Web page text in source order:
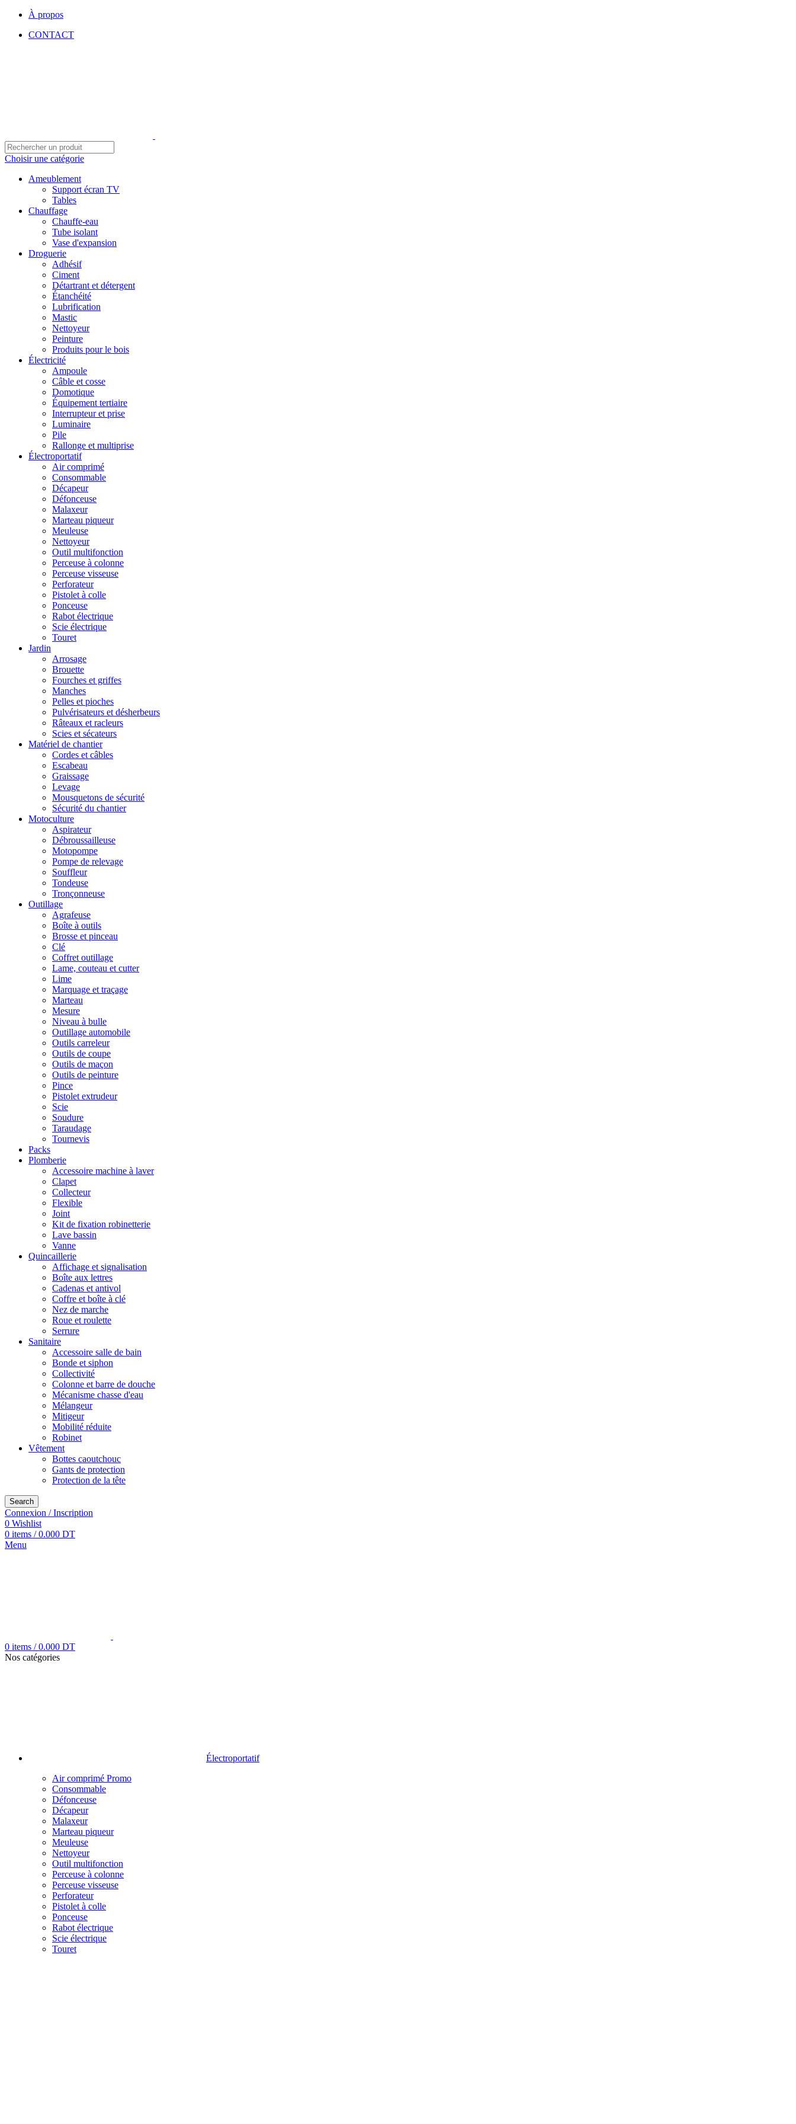
À propos
CONTACT
Choisir une catégorie
Ameublement
Support écran TV
Tables
Chauffage
Chauffe-eau
Tube isolant
Vase d'expansion
Droguerie
Adhésif
Ciment
Détartrant et détergent
Étanchéité
Lubrification
Mastic
Nettoyeur
Peinture
Produits pour le bois
Électricité
Ampoule
Câble et cosse
Domotique
Équipement tertiaire
Interrupteur et prise
Luminaire
Pile
Rallonge et multiprise
Électroportatif
Air comprimé
Consommable
Décapeur
Défonceuse
Malaxeur
Marteau piqueur
Meuleuse
Nettoyeur
Outil multifonction
Perceuse à colonne
Perceuse visseuse
Perforateur
Pistolet à colle
Ponceuse
Rabot électrique
Scie électrique
Touret
Jardin
Arrosage
Brouette
Fourches et griffes
Manches
Pelles et pioches
Pulvérisateurs et désherbeurs
Râteaux et racleurs
Scies et sécateurs
Matériel de chantier
Cordes et câbles
Escabeau
Graissage
Levage
Mousquetons de sécurité
Sécurité du chantier
Motoculture
Aspirateur
Débroussailleuse
Motopompe
Pompe de relevage
Souffleur
Tondeuse
Tronçonneuse
Outillage
Agrafeuse
Boîte à outils
Brosse et pinceau
Clé
Coffret outillage
Lame, couteau et cutter
Lime
Marquage et traçage
Marteau
Mesure
Niveau à bulle
Outillage automobile
Outils carreleur
Outils de coupe
Outils de maçon
Outils de peinture
Pince
Pistolet extrudeur
Scie
Soudure
Taraudage
Tournevis
Packs
Plomberie
Accessoire machine à laver
Clapet
Collecteur
Flexible
Joint
Kit de fixation robinetterie
Lave bassin
Vanne
Quincaillerie
Affichage et signalisation
Boîte aux lettres
Cadenas et antivol
Coffre et boîte à clé
Nez de marche
Roue et roulette
Serrure
Sanitaire
Accessoire salle de bain
Bonde et siphon
Collectivité
Colonne et barre de douche
Mécanisme chasse d'eau
Mélangeur
Mitigeur
Mobilité réduite
Robinet
Vêtement
Bottes caoutchouc
Gants de protection
Protection de la tête
Search
Connexion / Inscription
0 Wishlist
0 items / 0.000 DT
Menu
0 items / 0.000 DT
Nos catégories
Électroportatif
Air comprimé Promo
Consommable
Défonceuse
Décapeur
Malaxeur
Marteau piqueur
Meuleuse
Nettoyeur
Outil multifonction
Perceuse à colonne
Perceuse visseuse
Perforateur
Pistolet à colle
Ponceuse
Rabot électrique
Scie électrique
Touret